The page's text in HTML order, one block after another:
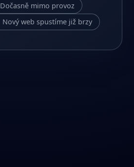
Dočasně mimo provoz
Nový web spustíme již brzy